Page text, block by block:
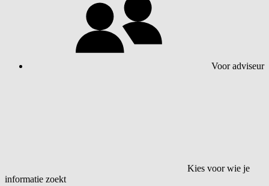
Voor adviseur
Kies voor wie je
informatie zoekt